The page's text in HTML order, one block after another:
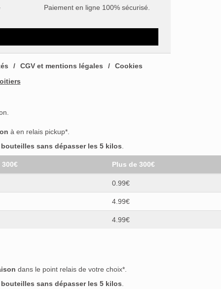
Paiement en ligne 100% sécurisé.
CGV et mentions légales
Cookies
à en relais pickup*.
sans dépasser les 5 kilos.
Plus de 300€
0.99€
4.99€
4.99€
dans le point relais de votre choix*.
sans dépasser les 5 kilos.